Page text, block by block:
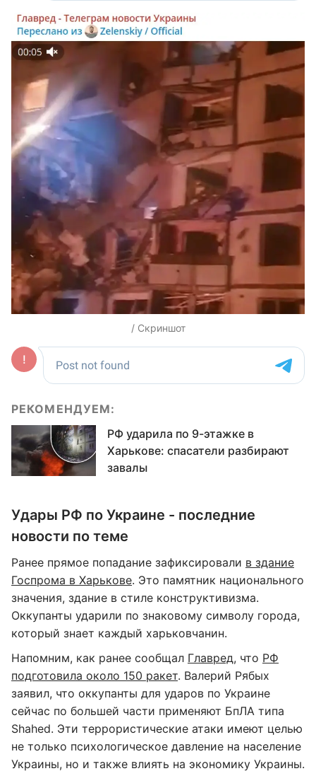
/ Скриншот
РЕКОМЕНДУЕМ:
РФ ударила по 9-этажке в
Харькове: спасатели разбирают
завалы
Удары РФ по Украине - последние
новости по теме
Ранее прямое попадание зафиксировали в здание
Госпрома в Харькове. Это памятник национального
значения, здание в стиле конструктивизма.
Оккупанты ударили по знаковому символу города,
который знает каждый харьковчанин.
Напомним, как ранее сообщал Главред, что РФ
подготовила около 150 ракет. Валерий Рябых
заявил, что оккупанты для ударов по Украине
сейчас по большей части применяют БпЛА типа
Shahed. Эти террористические атаки имеют целью
не только психологическое давление на население
Украины, но и также влиять на экономику Украины.